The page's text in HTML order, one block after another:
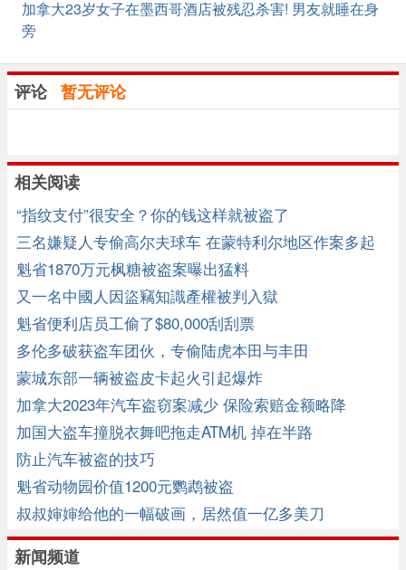
加拿大23岁女子在墨西哥酒店被残忍杀害! 男友就睡在身
旁
评论 暂无评论
相关阅读
“指纹支付”很安全？你的钱这样就被盗了
三名嫌疑人专偷高尔夫球车 在蒙特利尔地区作案多起
魁省1870万元枫糖被盗案曝出猛料
又一名中國人因盜竊知識產權被判入獄
魁省便利店员工偷了$80,000刮刮票
多伦多破获盗车团伙，专偷陆虎本田与丰田
蒙城东部一辆被盗皮卡起火引起爆炸
加拿大2023年汽车盗窃案减少 保险索赔金额略降
加国大盗车撞脱衣舞吧拖走ATM机 掉在半路
防止汽车被盗的技巧
魁省动物园价值1200元鹦鹉被盗
叔叔婶婶给他的一幅破画，居然值一亿多美刀
新闻频道